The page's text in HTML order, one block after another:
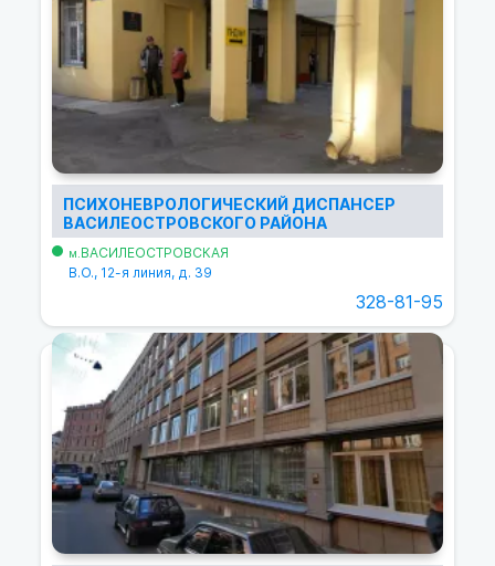
ПСИХОНЕВРОЛОГИЧЕСКИЙ ДИСПАНСЕР
ВАСИЛЕОСТРОВСКОГО РАЙОНА
м.ВАСИЛЕОСТРОВСКАЯ
В.О., 12-я линия, д. 39
328-81-95